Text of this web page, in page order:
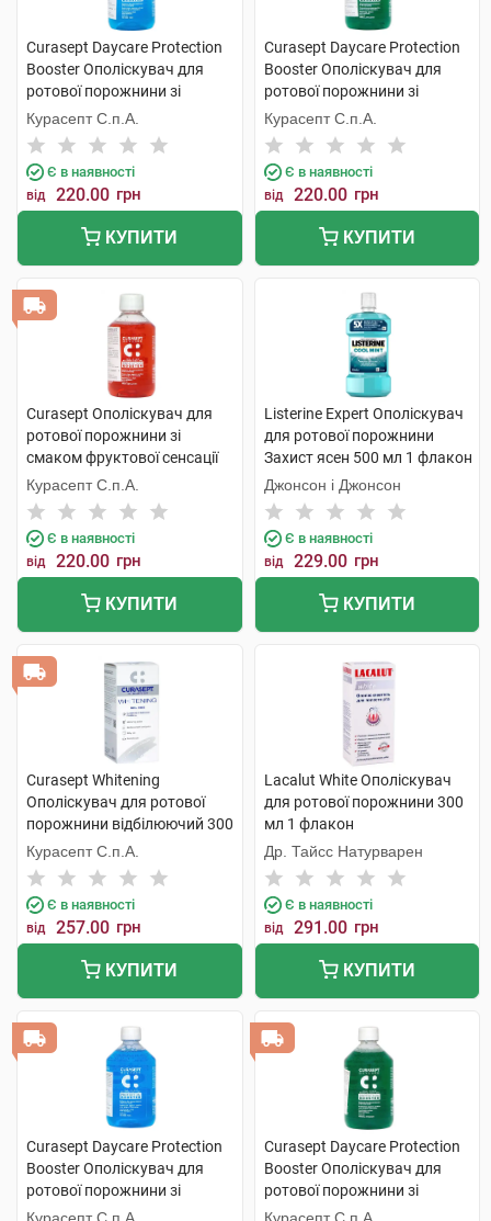
Curasept Daycare Protection
Booster Ополіскувач для
ротової порожнини зі
смаком морозної м'яти 250
мл 1 флакон
Курасепт С.п.А.
Є в наявності
від 220.00 грн
КУПИТИ
Curasept Daycare Protection
Booster Ополіскувач для
ротової порожнини зі
смаком трав'яного буму 250
мл 1 флакон
Курасепт С.п.А.
Є в наявності
від 220.00 грн
КУПИТИ
Curasept Ополіскувач для
ротової порожнини зі
смаком фруктової сенсації
250 мл 1 флакон
Курасепт С.п.А.
Є в наявності
від 220.00 грн
КУПИТИ
Listerine Expert Ополіскувач
для ротової порожнини
Захист ясен 500 мл 1 флакон
Джонсон і Джонсон
Є в наявності
від 229.00 грн
КУПИТИ
Curasept Whitening
Ополіскувач для ротової
порожнини відбілюючий 300
мл 1 флакон
Курасепт С.п.А.
Є в наявності
від 257.00 грн
КУПИТИ
Lacalut White Ополіскувач
для ротової порожнини 300
мл 1 флакон
Др. Тайсс Натурварен
Є в наявності
від 291.00 грн
КУПИТИ
Curasept Daycare Protection
Booster Ополіскувач для
ротової порожнини зі
смаком морозної м'яти 500
Curasept Daycare Protection
Booster Ополіскувач для
ротової порожнини зі
смаком трав'яного буму 500